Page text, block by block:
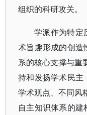
组织的科研攻关。
学派作为特定
术旨趣形成的创造
系的核心支撑与重
持和发扬学术民主
学术观点、不同风
自主知识体系的